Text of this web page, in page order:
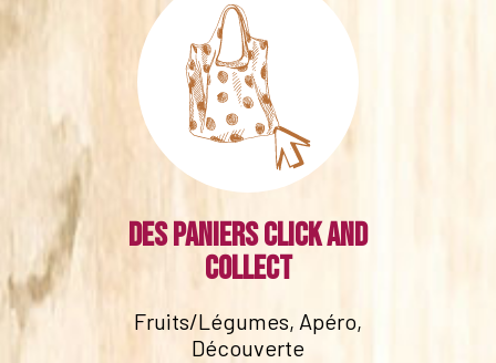
Des paniers click and
collect
Fruits/Légumes, Apéro,
Découverte